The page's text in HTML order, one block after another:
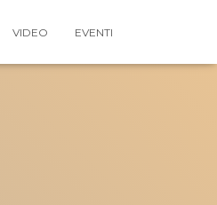
VIDEO EVENTI